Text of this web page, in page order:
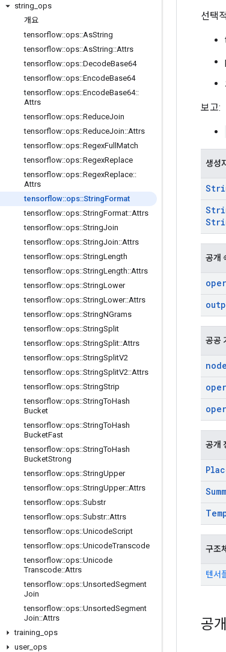
string ops
개요
tensorflow::ops::AsString
tensorflow::ops::AsString::Attrs
tensorflow::ops::DecodeBase64
tensorflow::ops::EncodeBase64
tensorflow::ops::EncodeBase64::
Attrs
tensorflow::ops::ReduceJoin
tensorflow::ops::ReduceJoin::Attrs
tensorflow::ops::RegexFull Match
tensorflow::ops::RegexReplace
tensorflow::ops::RegexReplace::
Attrs
tensorflow::ops::StringFormat
tensorflow::ops::StringFormat::Attrs
tensorflow::ops::StringJoin
tensorflow::ops::StringJoin::Attrs
tensorflow::ops::StringLength
tensorflow::ops::StringLength::Attrs
tensorflow::ops::StringLower
tensorflow::ops::StringLower::Attrs
tensorflow::ops::StringNGrams
tensorflow::ops::StringSplit
tensorflow::ops::StringSplit::Attrs
tensorflow::ops::StringSplitV2
tensorflow::ops::StringSplitV2::Attrs
tensorflow::ops::StringStrip
tensorflow::ops::StringToHash
Bucket
tensorflow::ops::StringToHash
BucketFast
tensorflow::ops::StringToHash
BucketStrong
tensorflow::ops::StringUpper
tensorflow::ops::StringUpper::Attrs
tensorflow::ops::Substr
tensorflow::ops::Substr::Attrs
tensorflow::ops::UnicodeScript
tensorflow::ops::UnicodeTranscode
tensorflow::ops::Unicode
Transcode::Attrs
tensorflow::ops::UnsortedSegment
Join
tensorflow::ops::UnsortedSegment
Join::Attrs
training ops
user_ ops
선택
보고:
생성
공개
공공
node
공개
구조체
텐서
공